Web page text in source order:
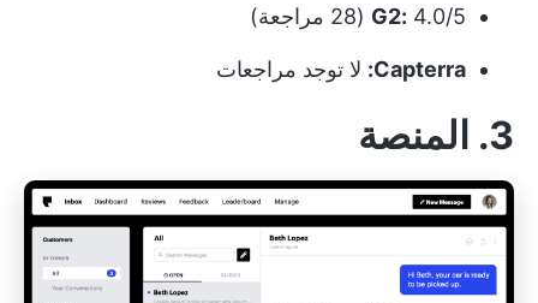
G2: 4.0/5 (28 مراجعة)
Capterra: لا توجد مراجعات
3. المنصة